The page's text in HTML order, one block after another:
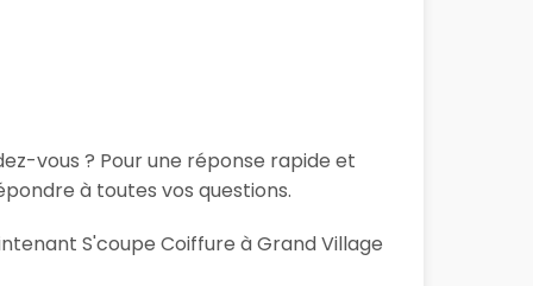
vous ? Pour une réponse rapide et
à toutes vos questions.
S'coupe Coiffure à Grand Village